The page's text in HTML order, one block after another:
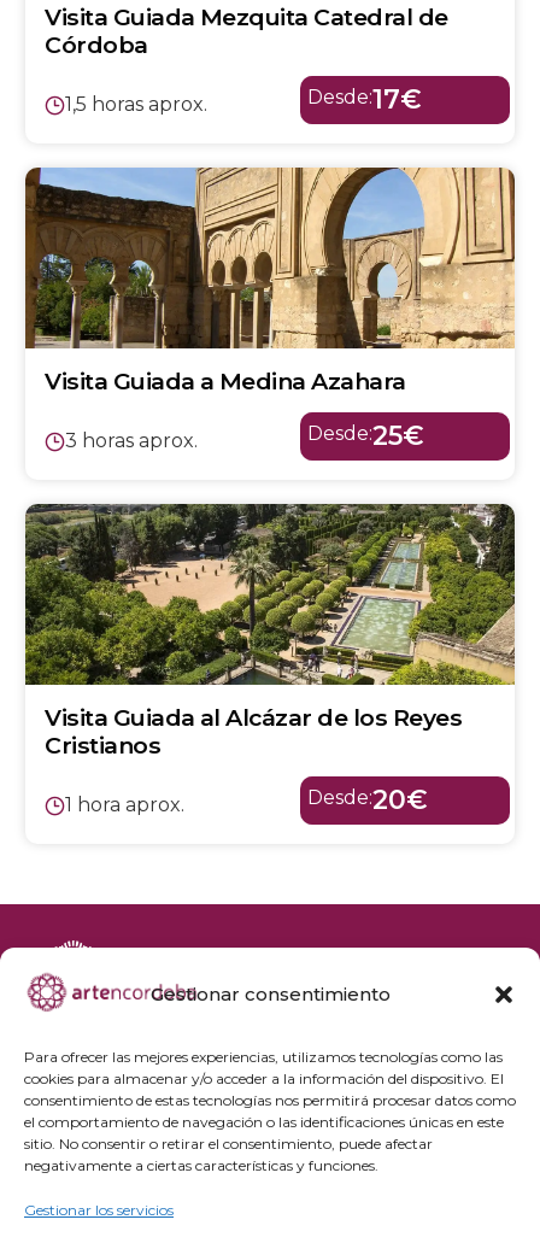
Gestionar consentimiento
Para ofrecer las mejores experiencias, utilizamos tecnologías como las
cookies para almacenar y/o acceder a la información del dispositivo. El
consentimiento de estas tecnologías nos permitirá procesar datos como
el comportamiento de navegación o las identificaciones únicas en este
sitio. No consentir o retirar el consentimiento, puede afectar
negativamente a ciertas características y funciones.
Gestionar los servicios
Visita Guiada Mezquita Catedral de
Córdoba
1,5 horas aprox. Desde:17€
Visita Guiada a Medina Azahara
3 horas aprox. Desde:25€
Visita Guiada al Alcázar de los Reyes
Cristianos
1 hora aprox. Desde:20€
Agenda cultural
Preguntas frecuentes
Grupos privados